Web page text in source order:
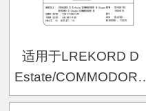
适用于LREKORD D
Estate/COMMODORE
B Coupe REKORD D